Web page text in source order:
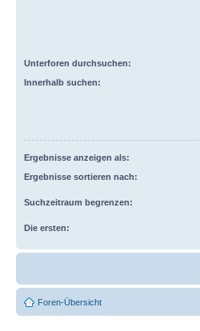
Unterforen durchsuchen:
Innerhalb suchen:
Ergebnisse anzeigen als:
Ergebnisse sortieren nach:
Suchzeitraum begrenzen:
Die ersten:
Foren-Übersicht